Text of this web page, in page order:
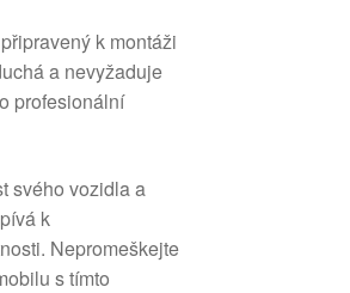
k montáži
a nevyžaduje
profesionální
svého vozidla a
k
Nepromeškejte
s tímto